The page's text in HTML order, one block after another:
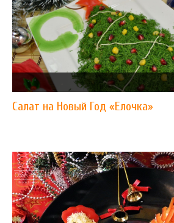
Салат на Новый Год «Елочка»